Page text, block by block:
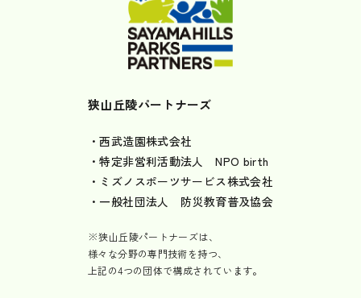
狭山丘陵パートナーズ
・西武造園株式会社
・特定非営利活動法人 NPO birth
・ミズノスポーツサービス株式会社
・一般社団法人 防災教育普及協会
※狭山丘陵パートナーズは、
様々な分野の専門技術を持つ、
上記の4つの団体で構成されています。